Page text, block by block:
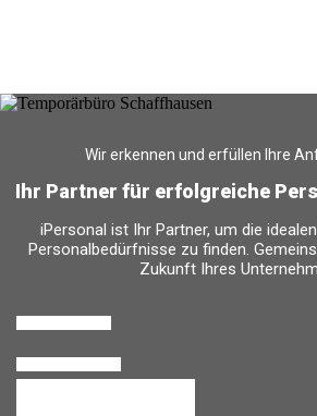
Wir erkennen und erfüllen Ihre
Ihr Partner für erfolgreiche
iPersonal ist Ihr Partner, um die
Personalbedürfnisse zu finden.
Zukunft Ihres